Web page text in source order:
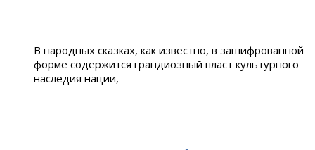
В народных сказках, как известно, в зашифрованной
форме содержится грандиозный пласт культурного
наследия нации,